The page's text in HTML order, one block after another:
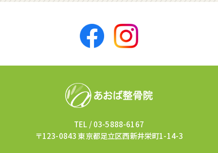
TEL /03-5888-6167
〒123-0843 東京都足立区西新井栄町1-14-3